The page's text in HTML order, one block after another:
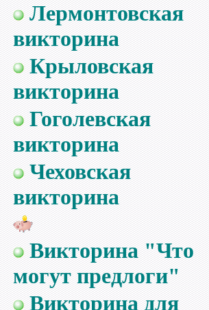
Лермонтовская
викторина
Крыловская
викторина
Гоголевская
викторина
Чеховская
викторина
Викторина "Что
могут предлоги"
Викторина для